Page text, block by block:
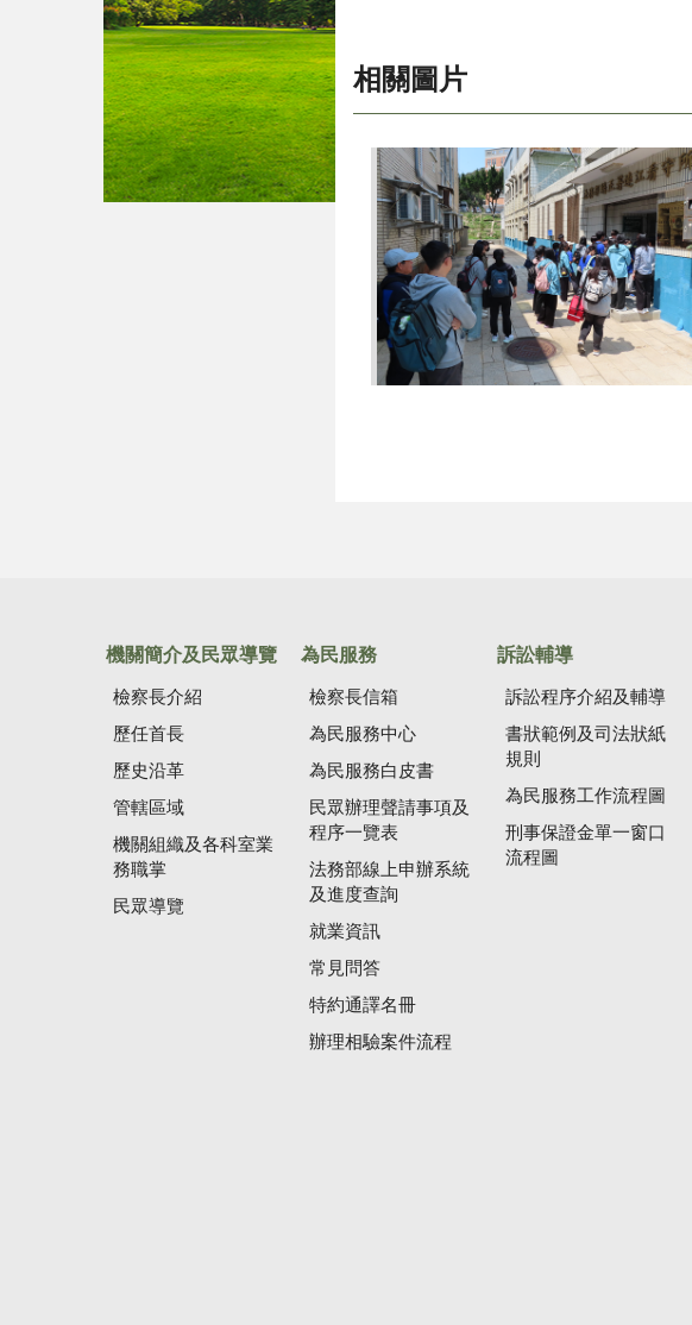
相關圖片
機關簡介及民眾導覽
檢察長介紹
歷任首長
歷史沿革
管轄區域
機關組織及各科室業
務職掌
民眾導覽
為民服務
檢察長信箱
為民服務中心
為民服務白皮書
民眾辦理聲請事項及
程序一覽表
法務部線上申辦系統
及進度查詢
就業資訊
常見問答
特約通譯名冊
辦理相驗案件流程
訴訟輔導
訴訟程序介紹及輔導
書狀範例及司法狀紙
規則
為民服務工作流程圖
刑事保證金單一窗口
流程圖